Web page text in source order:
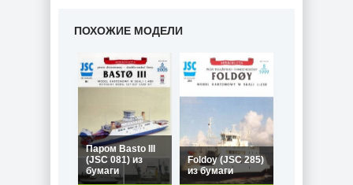
ПОХОЖИЕ МОДЕЛИ
Паром Basto III
(JSC 081) из
бумаги
Foldoy (JSC 285)
из бумаги